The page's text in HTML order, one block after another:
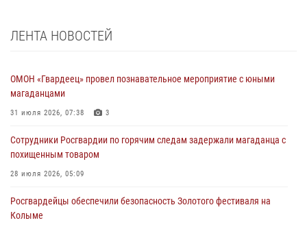
ЛЕНТА НОВОСТЕЙ
ОМОН «Гвардеец» провел познавательное мероприятие с юными
магаданцами
31 июля 2026, 07:38 3
Сотрудники Росгвардии по горячим следам задержали магаданца с
похищенным товаром
28 июля 2026, 05:09
Росгвардейцы обеспечили безопасность Золотого фестиваля на
Колыме